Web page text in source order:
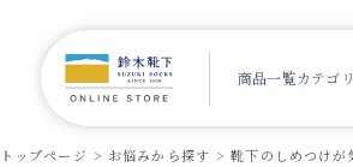
商品一覧カテゴ
トップページ お悩みから探す 靴下のしめつけが